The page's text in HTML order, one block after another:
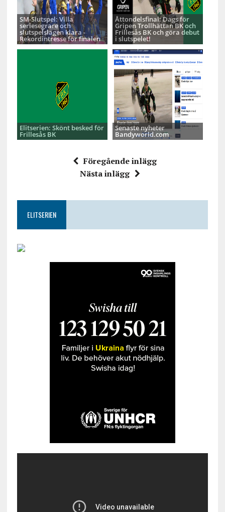
SM-Slutspel: Villa
seriesegrare och
slutspelslagen klara -
Rekordintresse för finalen
Åttondelsfinal: Dags för
Gripen Trollhättan BK och
Frillesås BK och göra debut
i slutspelet!
Elitserien: Skönt besked för
Frillesås BK
Senaste nyheter
Bandyworld.com
Föregående inlägg
Nästa inlägg
ELITSERIEN